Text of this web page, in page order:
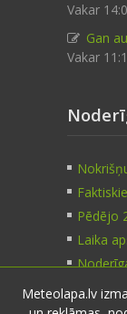
Vakar
Gan
Vakar
Pēdējo
Laika
Meteolapa.lv